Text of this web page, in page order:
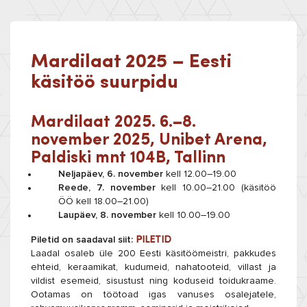
Mardilaat 2025 – Eesti
käsitöö suurpidu
Mardilaat 2025. 6.–8.
november 2025, Unibet Arena,
Paldiski mnt 104B, Tallinn
Neljapäev, 6. november kell 12.00–19.00
Reede, 7. novemberkell 10.00–21.00 (käsitöö
ÖÖ kell 18.00–21.00)
Laupäev, 8. november kell 10.00–19.00
Piletid on saadaval siit: PILETID
Laadal osaleb üle 200 Eesti käsitöömeistri, pakkudes
ehteid, keraamikat, kudumeid, nahatooteid, villast ja
vildist esemeid, sisustust ning koduseid toidukraame.
Ootamas on töötoad igas vanuses osalejatele,